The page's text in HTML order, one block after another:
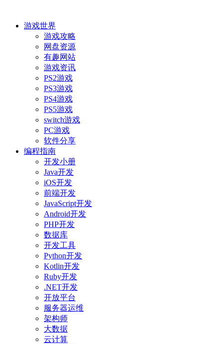
游戏世界
游戏攻略
网盘资源
有趣网站
游戏资讯
PS2游戏
PS3游戏
PS4游戏
PS5游戏
switch游戏
PC游戏
软件分享
编程指南
开发小册
Java开发
iOS开发
前端开发
JavaScript开发
Android开发
PHP开发
数据库
开发工具
Python开发
Kotlin开发
Ruby开发
.NET开发
开放平台
服务器运维
架构师
大数据
云计算